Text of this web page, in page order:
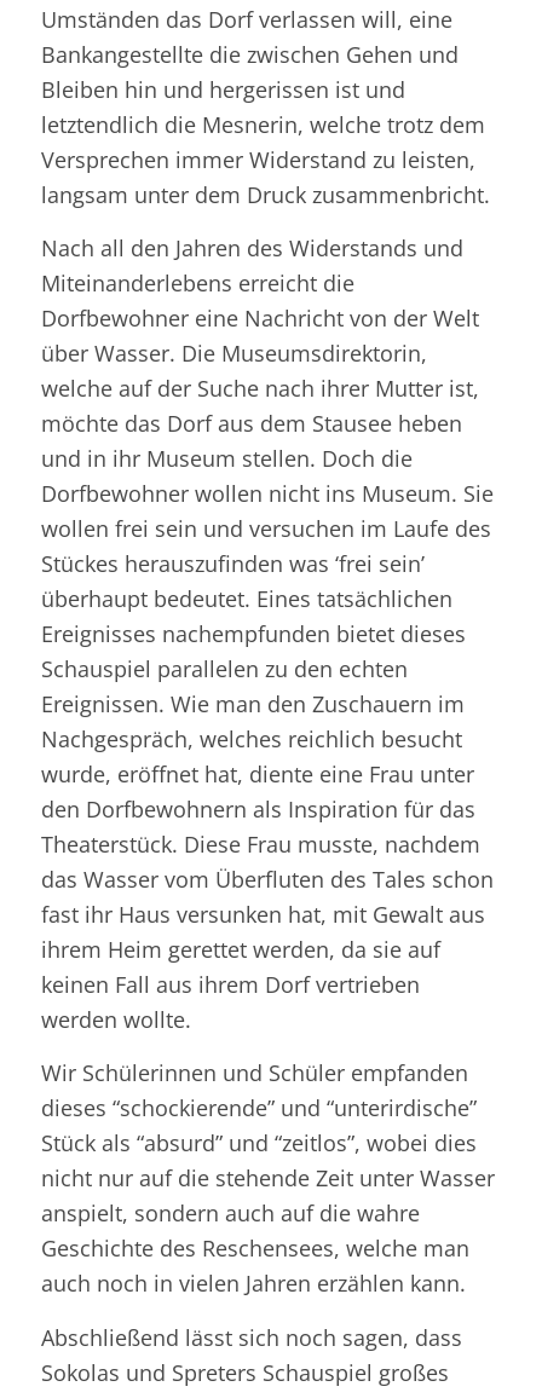
Umständen das Dorf verlassen will, eine
Bankangestellte die zwischen Gehen und
Bleiben hin und hergerissen ist und
letztendlich die Mesnerin, welche trotz dem
Versprechen immer Widerstand zu leisten,
langsam unter dem Druck zusammenbricht.
Nach all den Jahren des Widerstands und
Miteinanderlebens erreicht die
Dorfbewohner eine Nachricht von der Welt
über Wasser. Die Museumsdirektorin,
welche auf der Suche nach ihrer Mutter ist,
möchte das Dorf aus dem Stausee heben
und in ihr Museum stellen. Doch die
Dorfbewohner wollen nicht ins Museum. Sie
wollen frei sein und versuchen im Laufe des
Stückes herauszufinden was ‘frei sein’
überhaupt bedeutet. Eines tatsächlichen
Ereignisses nachempfunden bietet dieses
Schauspiel parallelen zu den echten
Ereignissen. Wie man den Zuschauern im
Nachgespräch, welches reichlich besucht
wurde, eröffnet hat, diente eine Frau unter
den Dorfbewohnern als Inspiration für das
Theaterstück. Diese Frau musste, nachdem
das Wasser vom Überfluten des Tales schon
fast ihr Haus versunken hat, mit Gewalt aus
ihrem Heim gerettet werden, da sie auf
keinen Fall aus ihrem Dorf vertrieben
werden wollte.
Wir Schülerinnen und Schüler empfanden
dieses “schockierende” und “unterirdische”
Stück als “absurd” und “zeitlos”, wobei dies
nicht nur auf die stehende Zeit unter Wasser
anspielt, sondern auch auf die wahre
Geschichte des Reschensees, welche man
auch noch in vielen Jahren erzählen kann.
Abschließend lässt sich noch sagen, dass
Sokolas und Spreters Schauspiel großes